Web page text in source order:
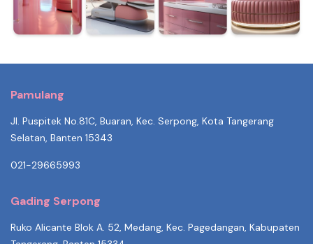
Pamulang
Jl. Puspitek No.81C, Buaran, Kec. Serpong, Kota Tangerang
Selatan, Banten 15343
021-29665993
Gading Serpong
Ruko Alicante Blok A. 52, Medang, Kec. Pagedangan, Kabupaten